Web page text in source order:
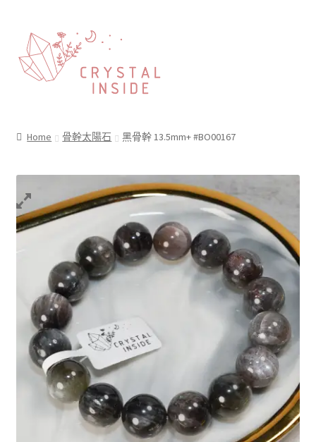
Home 骨幹太陽石 黑骨幹 13.5mm+ #BO00167